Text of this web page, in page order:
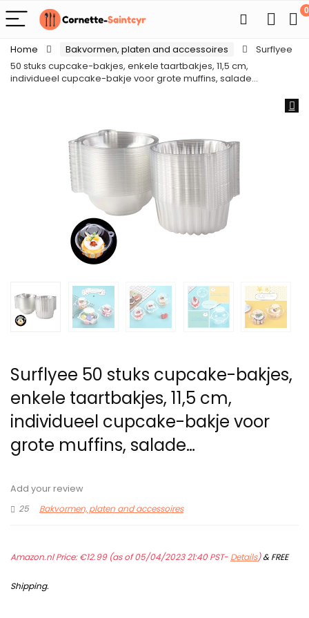
0
Home Bakvormen, platen and accessoires
Surflyee
50 stuks cupcake-bakjes, enkele taartbakjes, 11,5 cm,
individueel cupcake-bakje voor grote muffins, salade…
Surflyee 50 stuks cupcake-bakjes,
enkele taartbakjes, 11,5 cm,
individueel cupcake-bakje voor
grote muffins, salade…
Add your review
25
Bakvormen, platen and accessoires
Amazon.nl Price:€12.99(as of 05/04/2023 21:40 PST- Details)&FREE
Shipping.